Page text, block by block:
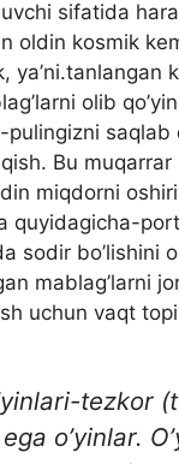
sifatida
oldin kosmik
ya’ni.tanlangan
olib
pulingizni saqlab
Bu
miqdorni
quyidagicha-
sodir bo’lishini
mablag’larni
uchun vaqt
tezkor
o’yinlar.